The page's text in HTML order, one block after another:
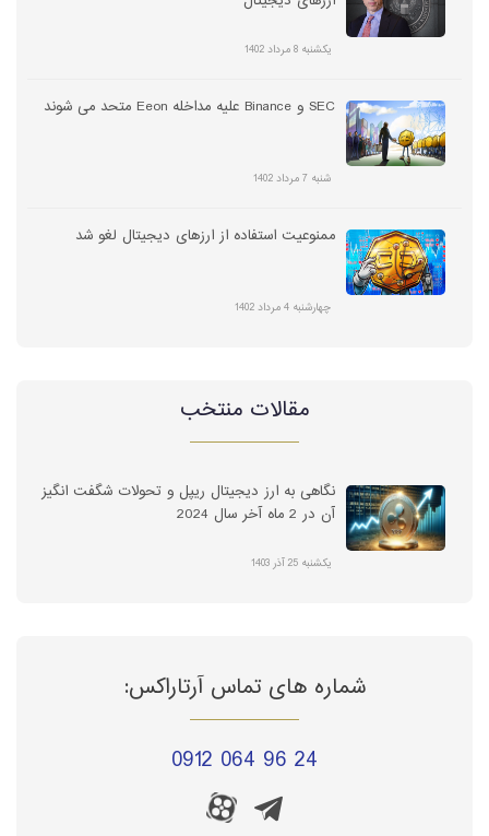
یکشنبه 8 مرداد 1402
SEC و Binance علیه مداخله Eeon متحد می شوند
شنبه 7 مرداد 1402
ممنوعیت استفاده از ارزهای دیجیتال لغو شد
چهارشنبه 4 مرداد 1402
مقالات منتخب
نگاهی به ارز دیجیتال ریپل و تحولات شگفت انگیز
آن در 2 ماه آخر سال 2024
یکشنبه 25 آذر 1403
شماره های تماس آرتاراکس:
0912 064 96 24